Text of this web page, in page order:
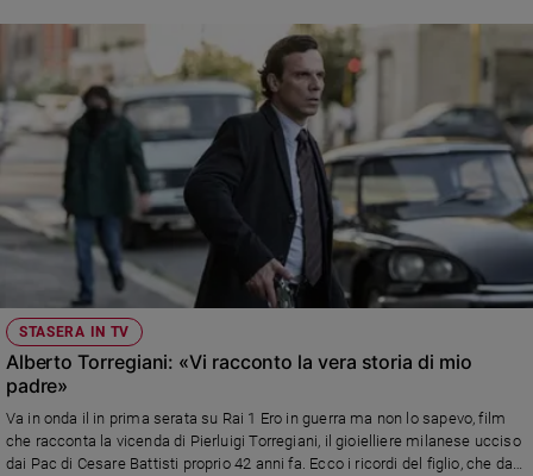
spiritualità
Devozione
e
del
giorno
giorno
Società
e
valori
Ambiente
STASERA IN TV
Alberto Torregiani: «Vi racconto la vera storia di mio
padre»
Va in onda il in prima serata su Rai 1 Ero in guerra ma non lo sapevo, film
che racconta la vicenda di Pierluigi Torregiani, il gioielliere milanese ucciso
dai Pac di Cesare Battisti proprio 42 anni fa. Ecco i ricordi del figlio, che da